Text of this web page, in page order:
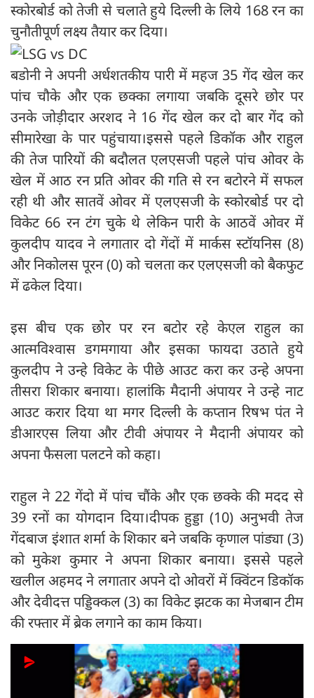
स्कोरबोर्ड को तेजी से चलाते हुये दिल्ली के लिये 168 रन का
चुनौतीपूर्ण लक्ष्य तैयार कर दिया।
बडोनी ने अपनी अर्धशतकीय पारी में महज 35 गेंद खेल कर
पांच चौके और एक छक्का लगाया जबकि दूसरे छोर पर
उनके जोड़ीदार अरशद ने 16 गेंद खेल कर दो बार गेंद को
सीमारेखा के पार पहुंचाया।इससे पहले डिकॉक और राहुल
की तेज पारियों की बदौलत एलएसजी पहले पांच ओवर के
खेल में आठ रन प्रति ओवर की गति से रन बटोरने में सफल
रही थी और सातवें ओवर में एलएसजी के स्कोरबोर्ड पर दो
विकेट 66 रन टंग चुके थे लेकिन पारी के आठवें ओवर में
कुलदीप यादव ने लगातार दो गेंदों में मार्कस स्टॉयनिस (8)
और निकोलस पूरन (0) को चलता कर एलएसजी को बैकफुट
में ढकेल दिया।
इस बीच एक छोर पर रन बटोर रहे केएल राहुल का
आत्मविश्वास डगमगाया और इसका फायदा उठाते हुये
कुलदीप ने उन्हे विकेट के पीछे आउट करा कर उन्हे अपना
तीसरा शिकार बनाया। हालांकि मैदानी अंपायर ने उन्हे नाट
आउट करार दिया था मगर दिल्ली के कप्तान रिषभ पंत ने
डीआरएस लिया और टीवी अंपायर ने मैदानी अंपायर को
अपना फैसला पलटने को कहा।
राहुल ने 22 गेंदो में पांच चौंके और एक छक्के की मदद से
39 रनाें का योगदान दिया।दीपक हुड्डा (10) अनुभवी तेज
गेंदबाज इंशात शर्मा के शिकार बने जबकि कृणाल पांड्या (3)
को मुकेश कुमार ने अपना शिकार बनाया। इससे पहले
खलील अहमद ने लगातार अपने दो ओवरों में क्विंटन डिकॉक
और देवीदत्त पड्डिक्कल (3) का विकेट झटक का मेजबान टीम
की रफ्तार में ब्रेक लगाने का काम किया।